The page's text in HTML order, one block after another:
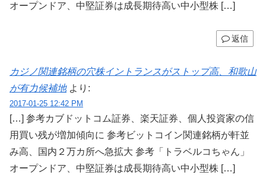
オープンドア、中堅証券は成長期待高い中小型株 […]
返信
カジノ関連銘柄の穴株イントランスがストップ高、和歌山
が有力候補地 より:
2017-01-25 12:42 PM
[…] 参考カブドットコム証券、楽天証券、個人投資家の信
用買い残が増加傾向に 参考ビットコイン関連銘柄が軒並
み高、国内２万カ所へ急拡大 参考「トラベルコちゃん」
オープンドア、中堅証券は成長期待高い中小型株 […]